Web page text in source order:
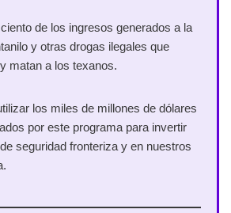
de los ingresos generados a la
y otras drogas ilegales que
matan a los texanos.
los miles de millones de dólares
por este programa para invertir
seguridad fronteriza y en nuestros